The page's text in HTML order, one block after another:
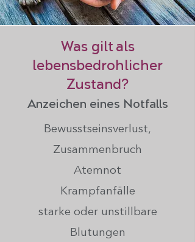
Was gilt als
lebensbedrohlicher
Zustand?
Anzeichen eines Notfalls
Bewusstseinsverlust,
Zusammenbruch
Atemnot
Krampfanfälle
starke oder unstillbare
Blutungen